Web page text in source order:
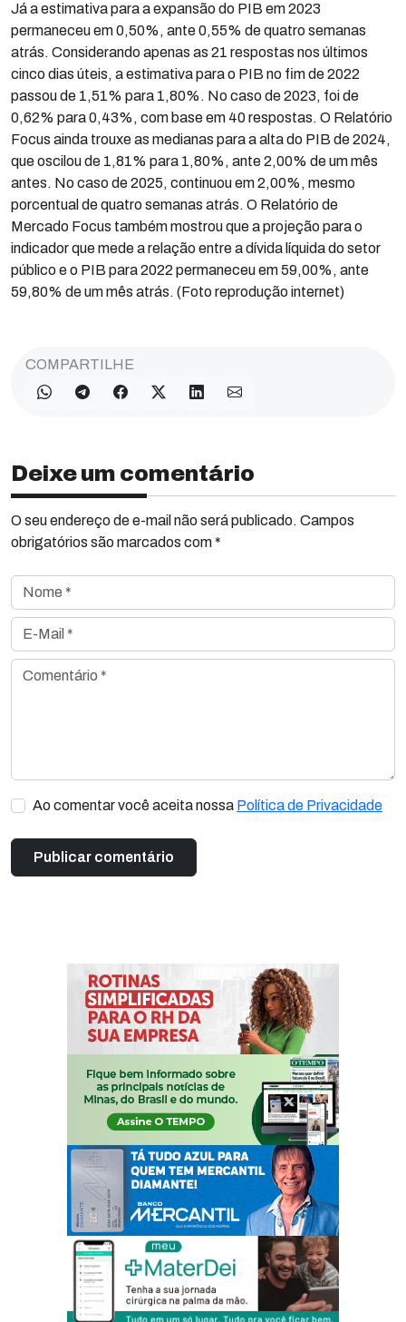
Já a estimativa para a expansão do PIB em 2023
permaneceu em 0,50%, ante 0,55% de quatro semanas
atrás. Considerando apenas as 21 respostas nos últimos
cinco dias úteis, a estimativa para o PIB no fim de 2022
passou de 1,51% para 1,80%. No caso de 2023, foi de
0,62% para 0,43%, com base em 40 respostas. O Relatório
Focus ainda trouxe as medianas para a alta do PIB de 2024,
que oscilou de 1,81% para 1,80%, ante 2,00% de um mês
antes. No caso de 2025, continuou em 2,00%, mesmo
porcentual de quatro semanas atrás. O Relatório de
Mercado Focus também mostrou que a projeção para o
indicador que mede a relação entre a dívida líquida do setor
público e o PIB para 2022 permaneceu em 59,00%, ante
59,80% de um mês atrás. (Foto reprodução internet)
COMPARTILHE
Deixe um comentário
O seu endereço de e-mail não será publicado. Campos
obrigatórios são marcados com *
Nome *
E-Mail *
Comentário *
Ao comentar você aceita nossa Política de Privacidade